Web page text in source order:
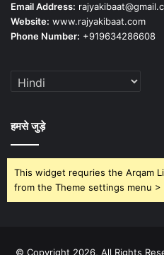
Email Address:
Website: www.rajyakibaat.com
Phone Number: +919634286608
हमसे जुड़े
This widget requries the Arqam
from the Theme settings menu >
© Copyright 2026, All Rights